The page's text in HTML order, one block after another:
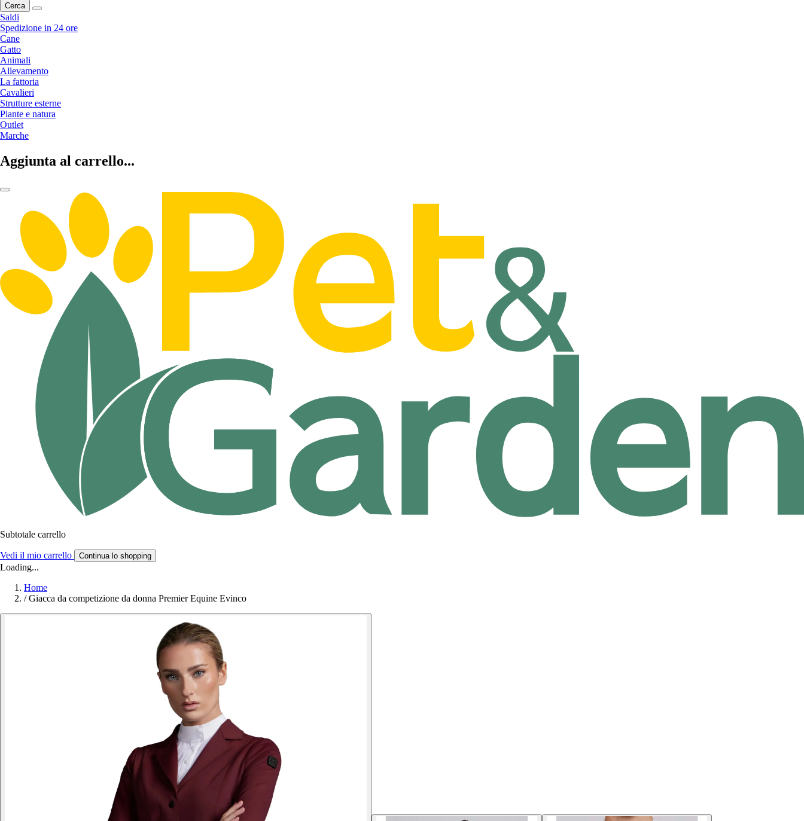
Cerca
Saldi
Spedizione in 24 ore
Cane
Gatto
Animali
Allevamento
La fattoria
Cavalieri
Strutture esterne
Piante e natura
Outlet
Marche
Aggiunta al carrello...
Subtotale carrello
Vedi il mio carrello Continua lo shopping
Loading...
Home
/ Giacca da competizione da donna Premier Equine Evinco